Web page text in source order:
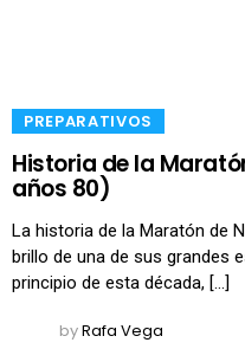
​PREPARATIVOS
Historia de la
años 80)
La historia de la Maratón de
brillo de una de sus grandes
principio de esta década, […]
byRafa Vega